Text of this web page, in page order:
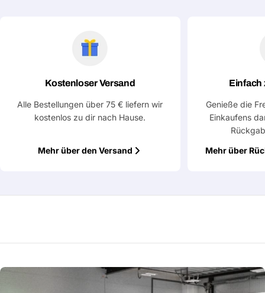
Mit * markierte Felder sind Pflichtfelder
Frage absenden
Kostenloser Versand
Alle Bestellungen über 75 € liefern wir
kostenlos zu dir nach Hause.
Mehr über den Versand
Einfach
Genieße die
Einkaufens
Mehr über